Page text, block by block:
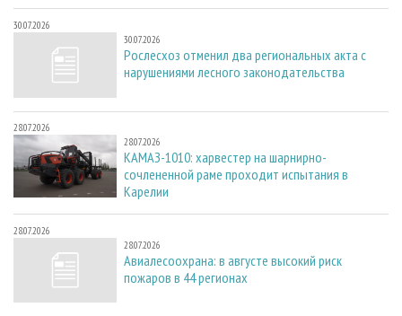
30.07.2026
30.07.2026
Рослесхоз отменил два региональных акта с
нарушениями лесного законодательства
28.07.2026
28.07.2026
КАМАЗ-1010: харвестер на шарнирно-
сочлененной раме проходит испытания в
Карелии
28.07.2026
28.07.2026
Авиалесоохрана: в августе высокий риск
пожаров в 44 регионах